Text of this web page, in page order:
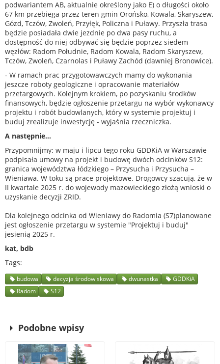
podwariantem AB, aktualnie określony jako E) o długości około
67 km przebiega przez teren gmin Orońsko, Kowala, Skaryszew,
Gózd, Tczów, Zwoleń, Przyłęk, Policzna i Puławy. Przyszła trasa
będzie posiadała dwie jezdnie po dwa pasy ruchu, a
dostępność do niej odbywać się będzie poprzez siedem
węzłów: Radom Południe, Radom Kowala, Radom Skaryszew,
Tczów, Zwoleń, Czarnolas i Puławy Zachód (dawniej Bronowice).
- W ramach prac przygotowawczych mamy do wykonania
jeszcze roboty geologiczne i opracowanie materiałów
przetargowych. Kolejnym krokiem, po pozyskaniu środków
finansowych, będzie ogłoszenie przetargu na wybór wykonawcy
projektu i robót budowlanych, który w systemie projektuj i
buduj zrealizuje inwestycję - wyjaśnia rzeczniczka.
A następnie...
Przypomnijmy: w maju i lipcu tego roku GDDKiA w Warszawie
podpisała umowy na projekt i budowę dwóch odcinków S12:
granica województwa łódzkiego – Przysucha i Przysucha –
Wieniawa. W toku są prace projektowe. Drogowcy szacują, że w
II kwartale 2025 r. do wojewody mazowieckiego złożą wnioski o
uzyskanie decyzji ZRID.
Dla kolejnego odcinka od Wieniawy do Radomia (S7)planowane
jest ogłoszenie przetargu w systemie "Projektuj i buduj"
jesienią 2025 r.
kat, bdb
Tags
budowa decyzja środowiskowa dwunastka
GDDKiA
Radom
S12
Podobne wpisy